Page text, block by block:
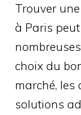
Trouver
à Paris
choix du
marché, les
solutions